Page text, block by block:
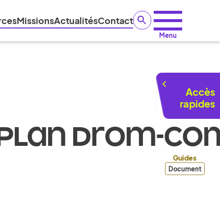
MissionsActualitésContact
Menu
PLAN DROM-
Guides
Document
Accès
rapides